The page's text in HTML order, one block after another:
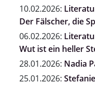
10.02.2026:
Der Fälscher, die
06.02.2026:
Wut ist ein heller
28.01.2026: Nadia
25.01.2026: